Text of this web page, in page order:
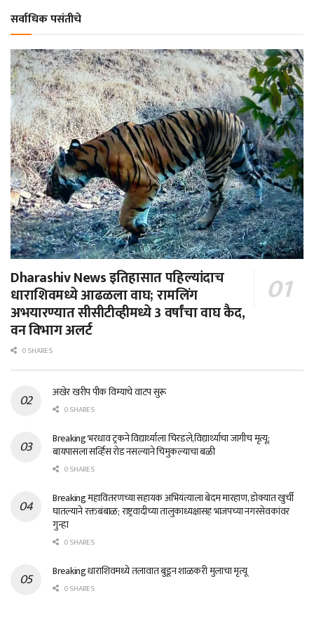
सर्वाधिक पसंतीचे
Dharashiv News इतिहासात पहिल्यांदाच
धाराशिवमध्ये आढळला वाघ; रामलिंग
अभयारण्यात सीसीटीव्हीमध्ये 3 वर्षांचा वाघ कैद,
वन विभाग अलर्ट
0 SHARES
अखेर खरीप पीक विम्याचे वाटप सुरू
0 SHARES
Breaking भरधाव ट्रकने विद्यार्थ्याला चिरडले,विद्यार्थ्याचा जागीच मृत्यू;
बायपासला सर्व्हिस रोड नसल्याने चिमुकल्याचा बळी
0 SHARES
Breaking महावितरणच्या सहायक अभियंत्याला बेदम मारहाण, डोक्यात खुर्ची
घातल्याने रक्तबंबाळ; राष्ट्रवादीच्या तालुकाध्यक्षासह भाजपच्या नगरसेवकांवर
गुन्हा
0 SHARES
Breaking धाराशिवमध्ये तलावात बुडून शाळकरी मुलाचा मृत्यू
0 SHARES